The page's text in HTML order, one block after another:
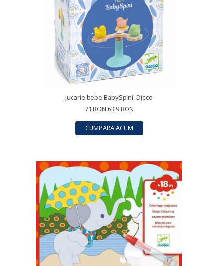
Jucarie bebe BabySpini, Djeco
71 RON 63.9 RON
CUMPARA ACUM